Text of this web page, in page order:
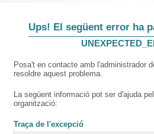
Ups! El següent error ha
Posa't en contacte amb l'administrador
resoldre aquest problema.
La següent informació pot ser d'ajuda
organització:
Traça de l'excepció